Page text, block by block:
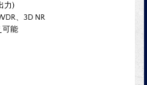
力)
、3D NR
可能